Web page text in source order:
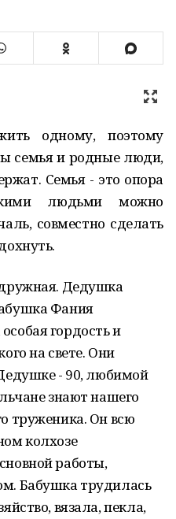
одному, поэтому
семья и родные люди,
Семья - это опора
людьми можно
совместно сделать
Дедушка
Фания
гордость и
на свете. Они
- 90, любимой
знают нашего
труженика. Он всю
колхозе
работы,
Бабушка трудилась
вязала, пекла,